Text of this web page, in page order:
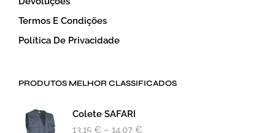
Termos E Condições
Política De Privacidade
PRODUTOS MELHOR CLASSIFICADOS
Colete SAFARI
13,15 € – 14,07 €